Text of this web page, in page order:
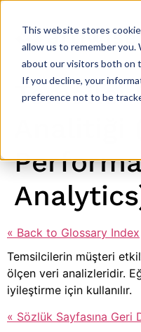
This website stores
allow us to remember
about our visitors both on
If you decline, your
preference not to be
Temsilci
« Back to Glossary Index
Temsilcilerin müşteri
ölçen veri analizleridir.
iyileştirme için kullanılır.
« Sözlük Sayfasına Geri